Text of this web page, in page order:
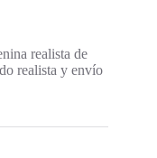
realista de
realista y envío